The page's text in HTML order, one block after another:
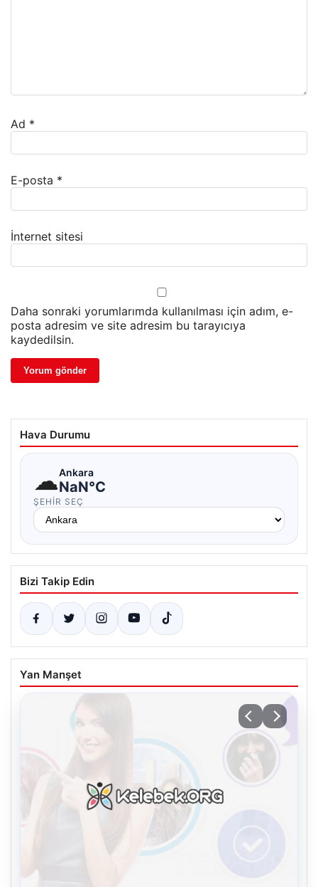
Ad *
E-posta *
İnternet sitesi
Daha sonraki yorumlarımda kullanılması için adım, e-
posta adresim ve site adresim bu tarayıcıya
kaydedilsin.
Hava Durumu
☁Ankara
NaN°C
ŞEHIR SEÇ
Bizi Takip Edin
Yan Manşet
07.08.2026